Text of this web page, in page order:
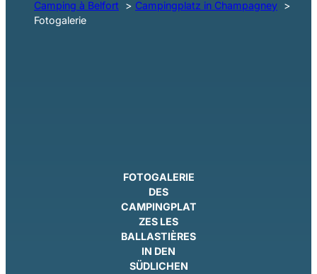
Camping à Belfort
Campingplatz in Champagney
Fotogalerie
FOTOGALERIE
DES
CAMPINGPLAT
ZES LES
BALLASTIÈRES
IN DEN
SÜDLICHEN